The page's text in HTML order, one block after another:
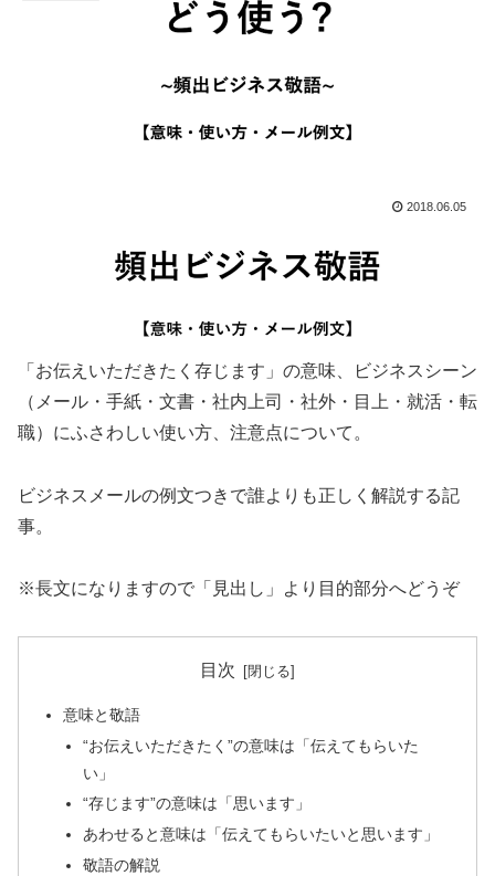
2018.06.05
「お伝えいただきたく存じます」の意味、ビジネスシーン
（メール・手紙・文書・社内上司・社外・目上・就活・転
職）にふさわしい使い方、注意点について。
ビジネスメールの例文つきで誰よりも正しく解説する記
事。
※長文になりますので「見出し」より目的部分へどうぞ
目次
意味と敬語
“お伝えいただきたく”の意味は「伝えてもらいた
い」
“存じます”の意味は「思います」
あわせると意味は「伝えてもらいたいと思います」
敬語の解説